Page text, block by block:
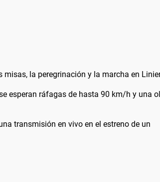
la peregrinación y la marcha en
esperan ráfagas de hasta 90 km/h y una
transmisión en vivo en el estreno de un